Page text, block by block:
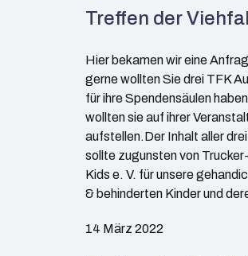
Treffen der
Hier bekamen wir eine
gerne wollten Sie drei TFK
für ihre Spendensäulen
wollten sie auf ihrer
aufstellen.Der Inhalt aller
sollte zugunsten von
Kids e. V. für unsere
& behinderten Kinder und
14 März 2022